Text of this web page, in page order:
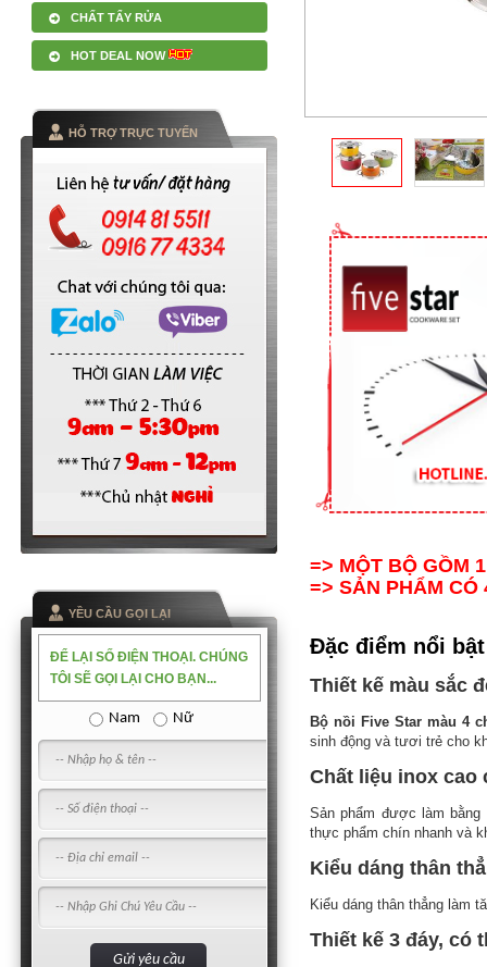
CHẤT TẨY RỬA
HOT DEAL NOW
HỖ TRỢ TRỰC TUYẾN
YỀU CẦU GỌI LẠI
ĐỂ LẠI SỐ ĐIỆN THOẠI. CHÚNG
TÔI SẼ GỌI LẠI CHO BẠN...
Nam Nữ
=> MỘT BỘ GỒM
=> SẢN PHẨM CÓ
Đặc điểm nổi
Thiết kế màu sắc
Bộ nồi Five Star màu 4
sinh động và tươi trẻ cho
Chất liệu inox cao
Sản phẩm được làm
thực phẩm chín nhanh và
Kiểu dáng thân
Kiểu dáng thân thẳng làm
Thiết kế 3 đáy, có